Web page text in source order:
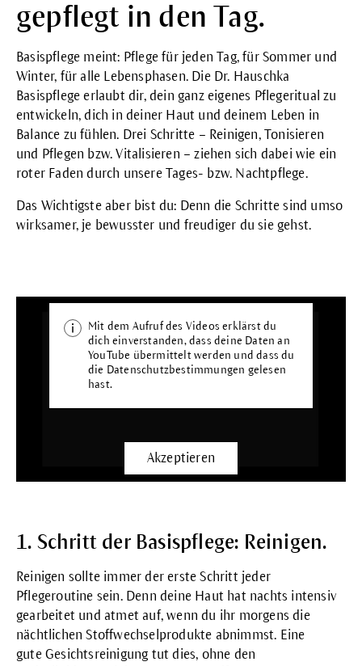
gepflegt in den Tag.
Basispflege meint: Pflege für jeden Tag, für Sommer und
Winter, für alle Lebensphasen. Die Dr. Hauschka
Basispflege erlaubt dir, dein ganz eigenes Pflegeritual zu
entwickeln, dich in deiner Haut und deinem Leben in
Balance zu fühlen. Drei Schritte – Reinigen, Tonisieren
und Pflegen bzw. Vitalisieren – ziehen sich dabei wie ein
roter Faden durch unsere Tages- bzw. Nachtpflege.
Das Wichtigste aber bist du: Denn die Schritte sind umso
wirksamer, je bewusster und freudiger du sie gehst.
Mit dem Aufruf des Videos erklärst du
dich einverstanden, dass deine Daten an
YouTube übermittelt werden und dass du
die Datenschutzbestimmungen gelesen
hast.
Akzeptieren
1. Schritt der Basispflege: Reinigen.
Reinigen sollte immer der erste Schritt jeder
Pflegeroutine sein. Denn deine Haut hat nachts intensiv
gearbeitet und atmet auf, wenn du ihr morgens die
nächtlichen Stoffwechselprodukte abnimmst. Eine
gute Gesichtsreinigung tut dies, ohne den